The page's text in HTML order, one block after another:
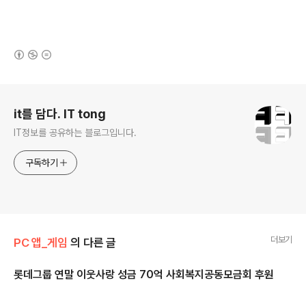
it를 담다. IT tong
IT정보를 공유하는 블로그입니다.
구독하기
PC 앱_게임 의 다른 글 더보기
롯데그룹 연말 이웃사랑 성금 70억 사회복지공동모금회 후원